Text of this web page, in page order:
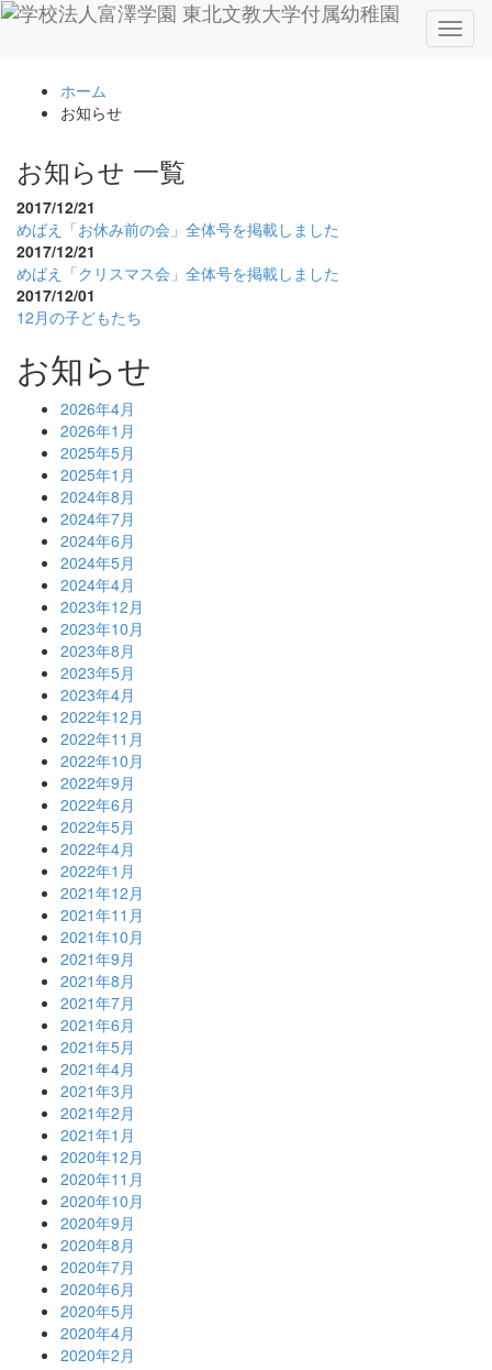
ホーム
お知らせ
お知らせ 一覧
2017/12/21
めばえ「お休み前の会」全体号を掲載しました
2017/12/21
めばえ「クリスマス会」全体号を掲載しました
2017/12/01
12月の子どもたち
お知らせ
2026年4月
2026年1月
2025年5月
2025年1月
2024年8月
2024年7月
2024年6月
2024年5月
2024年4月
2023年12月
2023年10月
2023年8月
2023年5月
2023年4月
2022年12月
2022年11月
2022年10月
2022年9月
2022年6月
2022年5月
2022年4月
2022年1月
2021年12月
2021年11月
2021年10月
2021年9月
2021年8月
2021年7月
2021年6月
2021年5月
2021年4月
2021年3月
2021年2月
2021年1月
2020年12月
2020年11月
2020年10月
2020年9月
2020年8月
2020年7月
2020年6月
2020年5月
2020年4月
2020年2月